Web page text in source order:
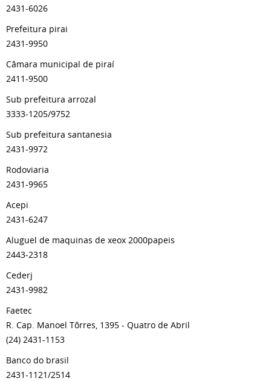
2431-6026
Prefeitura pirai
2431-9950
Câmara municipal de piraí
2411-9500
Sub prefeitura arrozal
3333-1205/9752
Sub prefeitura santanesia
2431-9972
Rodoviaria
2431-9965
Acepi
2431-6247
Aluguel de maquinas de xeox 2000papeis
2443-2318
Cederj
2431-9982
Faetec
R. Cap. Manoel Tôrres, 1395 - Quatro de Abril
(24) 2431-1153
Banco do brasil
2431-1121/2514